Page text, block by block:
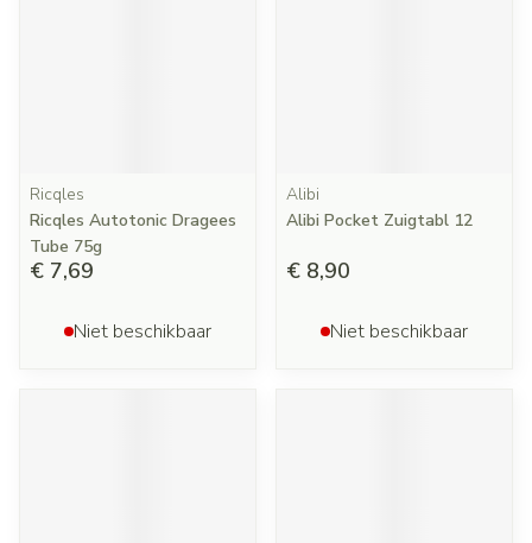
Ricqles
Ricqles Autotonic Dragees
Tube 75g
€ 7,69
Niet beschikbaar
Alibi
Alibi Pocket Zuigtabl 12
€ 8,90
Niet beschikbaar